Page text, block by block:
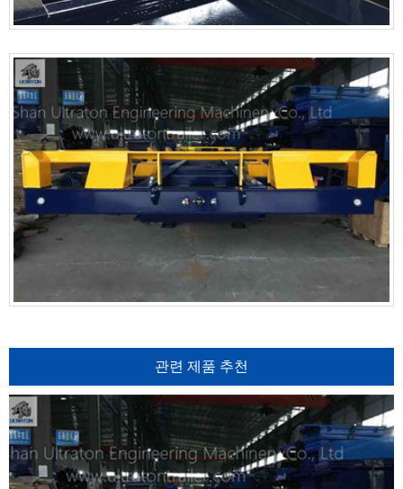
관련 제품 추천